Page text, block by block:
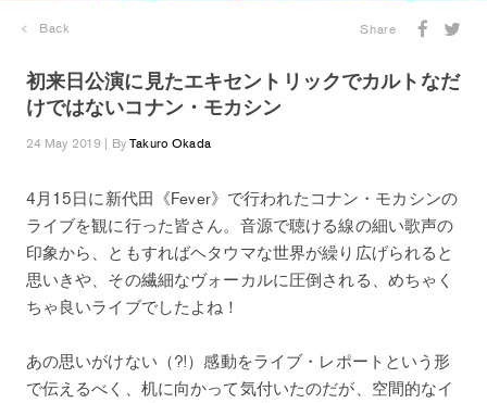
Back Share
初来日公演に見たエキセントリックでカルトなだ
けではないコナン・モカシン
24 May 2019 | ByTakuro Okada
4月15日に新代田《Fever》で行われたコナン・モカシンの
ライブを観に行った皆さん。音源で聴ける線の細い歌声の
印象から、ともすればヘタウマな世界が繰り広げられると
思いきや、その繊細なヴォーカルに圧倒される、めちゃく
ちゃ良いライブでしたよね！
あの思いがけない（?!）感動をライブ・レポートという形
で伝えるべく、机に向かって気付いたのだが、空間的なイ